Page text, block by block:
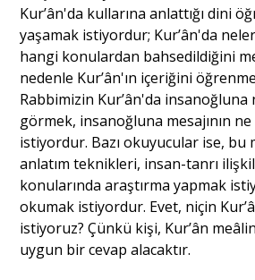
Kur’ân'da kullarına anlattığı dini
yaşamak istiyordur; Kur’ân'da neler
hangi konulardan bahsedildiğini
nedenle Kur’ân'ın içeriğini
Rabbimizin Kur’ân'da insanoğluna
görmek, insanoğluna mesajının
istiyordur. Bazı okuyucular ise, bu
anlatım teknikleri, insan-tanrı
konularında araştırma yapmak
okumak istiyordur. Evet, niçin
istiyoruz? Çünkü kişi, Kur’ân
uygun bir cevap alacaktır.